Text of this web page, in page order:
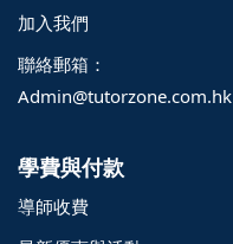
加入我們
聯絡郵箱：
Admin@tutorzone.com.hk
學費與付款
導師收費